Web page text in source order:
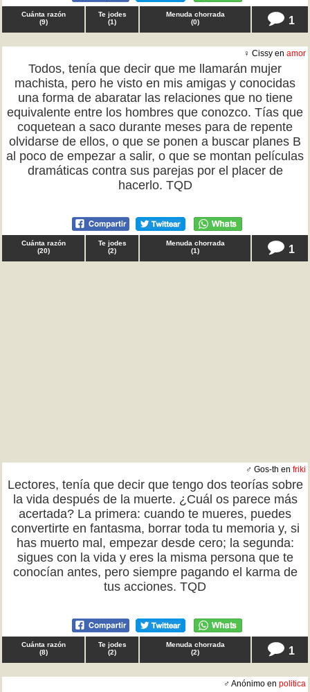
Cuánta razón
(9)
Te jodes
(1)
Menuda chorrada
(0) 1
♀ Cissy en amor
Todos, tenía que decir que me llamarán mujer
machista, pero he visto en mis amigas y conocidas
una forma de abaratar las relaciones que no tiene
equivalente entre los hombres que conozco. Tías que
coquetean a saco durante meses para de repente
olvidarse de ellos, o que se ponen a buscar planes B
al poco de empezar a salir, o que se montan películas
dramáticas contra sus parejas por el placer de
hacerlo. TQD
Cuánta razón
(20)
Te jodes
(2)
Menuda chorrada
(1) 1
♂ Gos-th en friki
Lectores, tenía que decir que tengo dos teorías sobre
la vida después de la muerte. ¿Cuál os parece más
acertada? La primera: cuando te mueres, puedes
convertirte en fantasma, borrar toda tu memoria y, si
has muerto mal, empezar desde cero; la segunda:
sigues con la vida y eres la misma persona que te
conocían antes, pero siempre pagando el karma de
tus acciones. TQD
Cuánta razón
(8)
Te jodes
(2)
Menuda chorrada
(2) 1
♂ Anónimo en politica